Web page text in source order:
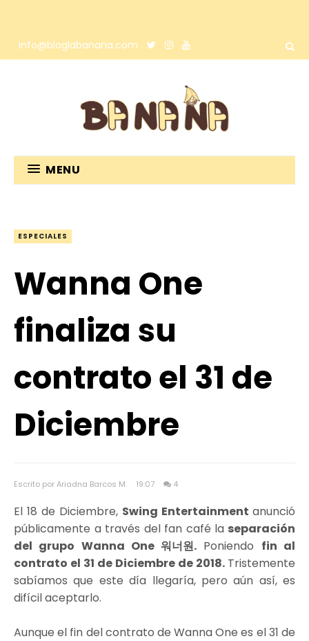
info@bloglabanana.com
MENU
ESPECIALES
Wanna One
finaliza su
contrato el 31 de
Diciembre
Escrito por Ariadna Barcos M. 19:07 4
El 18 de Diciembre, Swing Entertainment anunció
públicamente a través del fan café la separación
del grupo Wanna One 워너원. Poniendo fin al
contrato el 31 de Diciembre de 2018. Tristemente
sabíamos que este día llegaría, pero aún así, es
difícil aceptarlo.
Aunque el fin del contrato de Wanna One es el 31 de